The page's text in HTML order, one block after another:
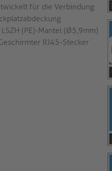
für die Verbindung
(PE)-Mantel (Ø5,9mm)
RJ45-Stecker